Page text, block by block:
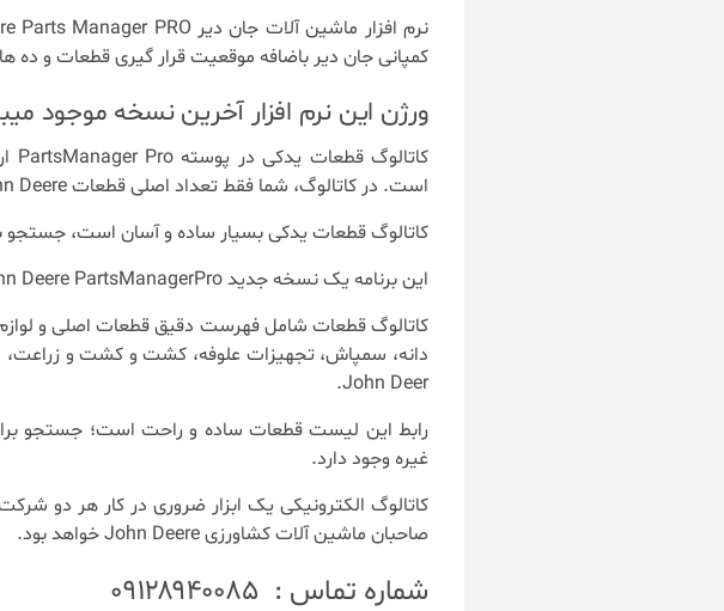
کمپانی جان دیر باضافه موقعیت قرار گیری قطعات و ده
ورژن این نرم افزار آخرین نسخه موجود
است. در کاتالوگ، شما فقط تعداد اصلی قطعات John Deere را پیدا خواهید کرد.
کاتالوگ قطعات یدکی بسیار ساده و آسان است، جستجو
این برنامه یک نسخه جدید John Deere PartsManagerPro است که برای ماشین آلات John Deere طراحی شده است.
دانه، سمپاش، تجهیزات علوفه، کشت و کشت و زراعت،
John Deer.
رابط این لیست قطعات ساده و راحت است؛ جستجو
غیره وجود دارد.
صاحبان ماشین آلات کشاورزی John Deere خواهد بود.
شماره تماس : ۰۹۱۲۸۹۴۰۰۸۵